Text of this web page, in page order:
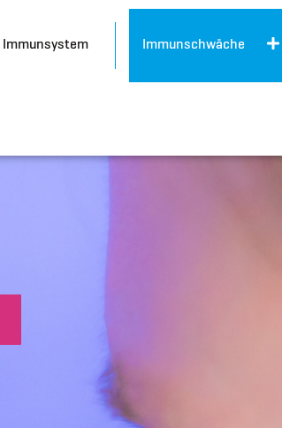
Immunsystem Immunschwäche